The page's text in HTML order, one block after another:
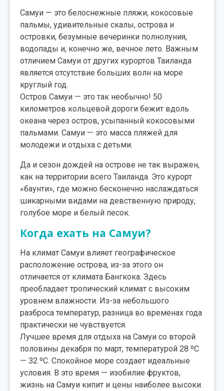
Самуи — это белоснежные пляжи, кокосовые
пальмы, удивительные скалы, острова и
островки, безумные вечеринки полнолуния,
водопады и, конечно же, вечное лето. Важным
отличием Самуи от других курортов Таиланда
является отсутствие больших волн на море
круглый год.
Остров Самуи — это так необычно! 50
километров кольцевой дороги бежит вдоль
океана через остров, усыпанный кокосовыми
пальмами. Самуи — это масса пляжей для
молодежи и отдыха с детьми.
Да и сезон дождей на острове не так выражен,
как на территории всего Таиланда. Это курорт
«баунти», где можно бесконечно наслаждаться
шикарными видами на девственную природу,
голубое море и белый песок.
Когда ехать на Самуи?
На климат Самуи влияет географическое
расположение острова, из-за этого он
отличается от климата Бангкока. Здесь
преобладает тропический климат с высоким
уровнем влажности. Из-за небольшого
разброса температур, разница во временах года
практически не чувствуется.
Лучшее время для отдыха на Самуи со второй
половины декабря по март, температурой 28 ºC
— 32 ºC. Спокойное море создает идеальные
условия. В это время — изобилие фруктов,
жизнь на Самуи кипит и цены наиболее высоки.